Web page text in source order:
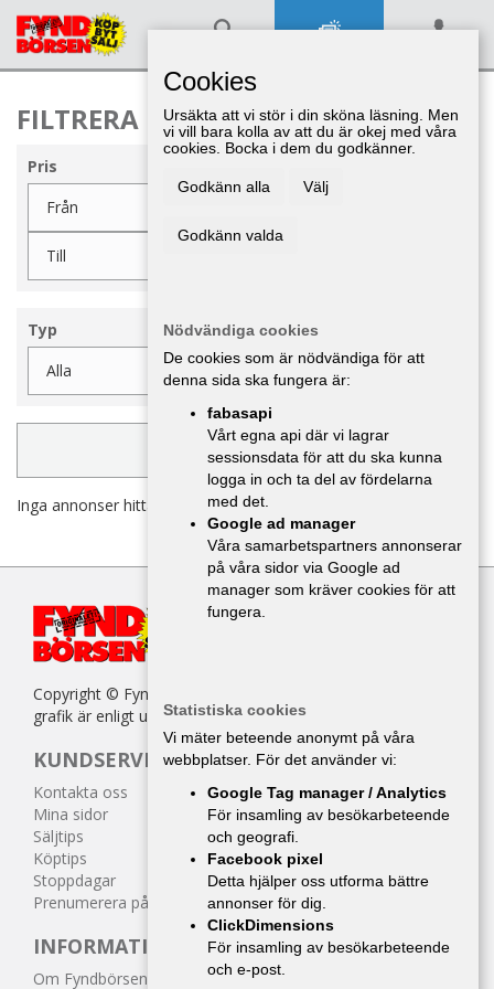
FILTRERA KURIOSA
Pris
Typ
UPPDATERA FILTER
Inga annonser hittades
Copyright © Fyndbörsen. All kopiering av texter, bilder eller
grafik är enligt upphovsrättslagen förbjuden.
KUNDSERVICE
Kontakta oss
Mina sidor
Säljtips
Köptips
Stoppdagar
Prenumerera på tidningen
INFORMATION
Om Fyndbörsen
Cookies
Ursäkta att vi stör i din sköna läsning. Men
vi vill bara kolla av att du är okej med våra
cookies. Bocka i dem du godkänner.
Godkänn alla Välj
Godkänn valda
Nödvändiga cookies
De cookies som är nödvändiga för att
denna sida ska fungera är:
fabasapi
Vårt egna api där vi lagrar
sessionsdata för att du ska kunna
logga in och ta del av fördelarna
med det.
Google ad manager
Våra samarbetspartners annonserar
på våra sidor via Google ad
manager som kräver cookies för att
fungera.
Statistiska cookies
Vi mäter beteende anonymt på våra
webbplatser. För det använder vi:
Google Tag manager / Analytics
För insamling av besökarbeteende
och geografi.
Facebook pixel
Detta hjälper oss utforma bättre
annonser för dig.
ClickDimensions
För insamling av besökarbeteende
och e-post.